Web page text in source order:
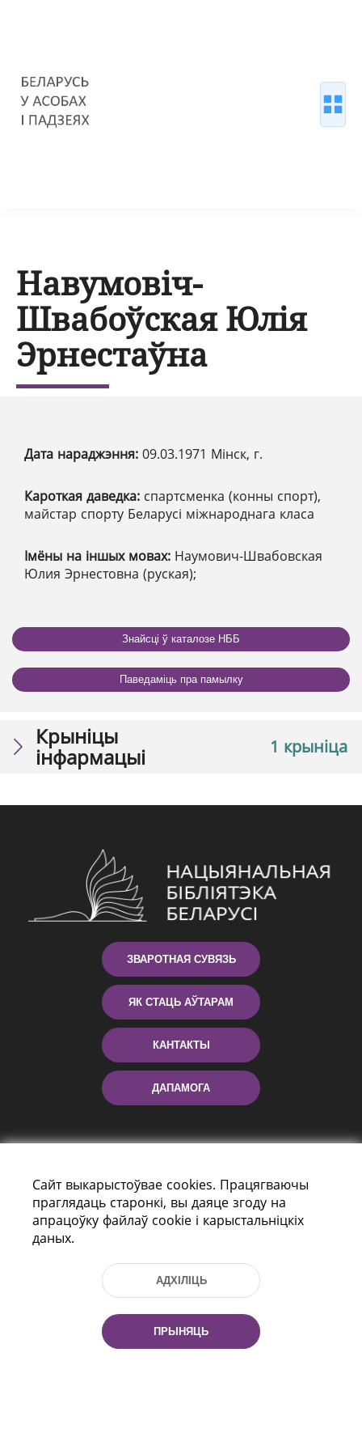
Навумовіч-
Швабоўская Юлія
Эрнестаўна
Дата нараджэння: 09.03.1971 Мінск, г.
Кароткая даведка: спартсменка (конны спорт),
майстар спорту Беларусі міжнароднага класа
Імёны на іншых мовах: Наумович-Швабовская
Юлия Эрнестовна (руская);
Знайсці ў каталозе НББ
Паведаміць пра памылку
1 крыніца
Крыніцы
інфармацыі
ЗВАРОТНАЯ СУВЯЗЬ
ЯК СТАЦЬ АЎТАРАМ
КАНТАКТЫ
ДАПАМОГА
праспект Незалежнасці 116
г. Мiнск, Рэспубліка Беларусь, 220114
Тэл.: (+375 17) 368 37 37, Факс: (+375 17)
Эл. пошта: inbox@nlb.by
Сайт выкарыстоўвае cookies. Працягваючы
праглядаць старонкі, вы даяце згоду на
апрацоўку файлаў cookie і карыстальніцкіх
даных.
АДХІЛІЦЬ
ПРЫНЯЦЬ